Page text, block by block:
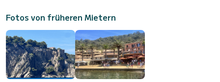
Fotos von früheren Mietern